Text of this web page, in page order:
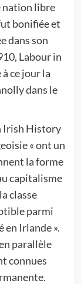
nation libre
bonifiée et
dans son
Labour in
ce jour la
dans le
Irish History
« ont un
la forme
capitalisme
classe
parmi
Irlande ».
parallèle
connues